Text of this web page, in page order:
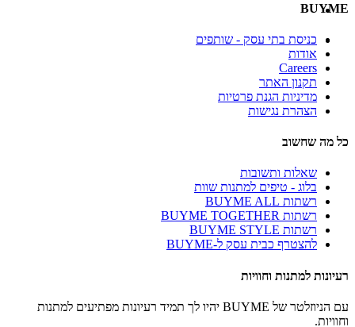
BUYME
כניסת בתי עסק - שותפים
אודות
Careers
תקנון האתר
מדיניות הגנת פרטיות
הצהרת נגישות
כל מה שחשוב
שאלות ותשובות
בלוג - טיפים למתנות שוות
רשתות BUYME ALL
רשתות BUYME TOGETHER
רשתות BUYME STYLE
להצטרף כבית עסק ל-BUYME
רעיונות למתנות וחוויות
עם הניוזלטר של BUYME יהיו לך תמיד רעיונות מפתיעים למתנות
וחוויות.